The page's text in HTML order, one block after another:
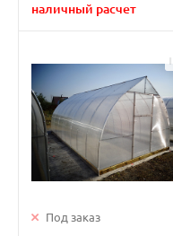
наличный расчет
Под заказ